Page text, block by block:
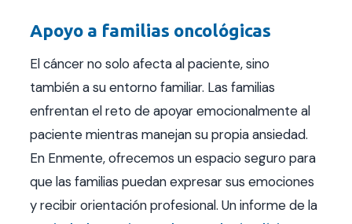
Apoyo a familias oncológicas
El cáncer no solo afecta al paciente, sino
también a su entorno familiar. Las familias
enfrentan el reto de apoyar emocionalmente al
paciente mientras manejan su propia ansiedad.
En Enmente, ofrecemos un espacio seguro para
que las familias puedan expresar sus emociones
y recibir orientación profesional. Un informe de la